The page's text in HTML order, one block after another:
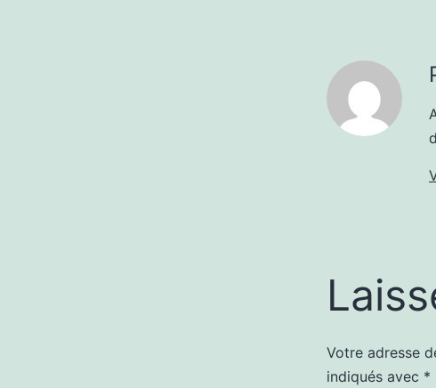
Votre adresse
indiqués avec *